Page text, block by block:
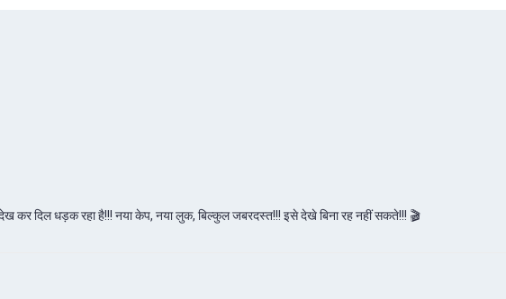
कर दिल धड़क रहा है!!! नया केप, नया लुक, बिल्कुल जबरदस्त!!! इसे देखे बिना रह नहीं सकते!!! 🎬